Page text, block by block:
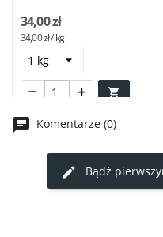

34,00 zł
34,00 zł / kg
Komentarze (0)
Bądź